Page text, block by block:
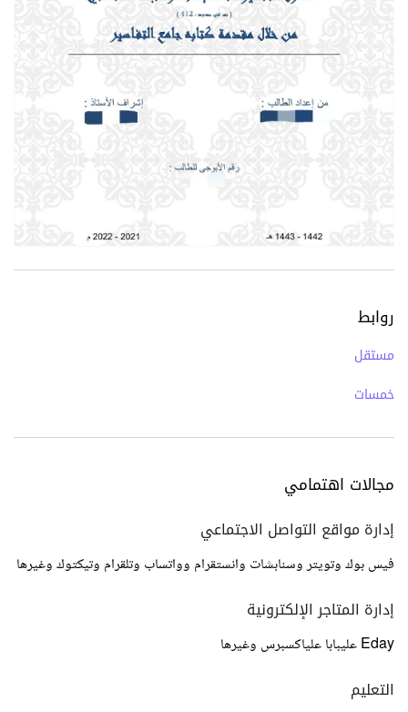
روابط
مستقل
خمسات
مجالات اهتمامي
إدارة مواقع التواصل الاجتماعي
فيس بوك وتويتر وسنابشات وانستقرام وواتساب وتلقرام وتيكتوك وغيرها
إدارة المتاجر الإلكترونية
Eday عليبابا علياكسبرس وغيرها
التعليم